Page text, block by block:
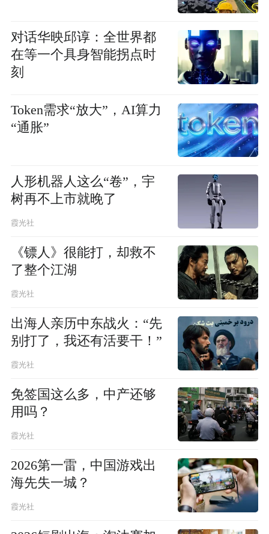
对话华映邱谆：全世界都
在等一个具身智能拐点时
刻
Token需求“放大”，AI算力
“通胀”
人形机器人这么“卷”，宇
树再不上市就晚了
霞光社
《镖人》很能打，却救不
了整个江湖
霞光社
出海人亲历中东战火：“先
别打了，我还有活要干！”
霞光社
免签国这么多，中产还够
用吗？
霞光社
2026第一雷，中国游戏出
海先失一城？
霞光社